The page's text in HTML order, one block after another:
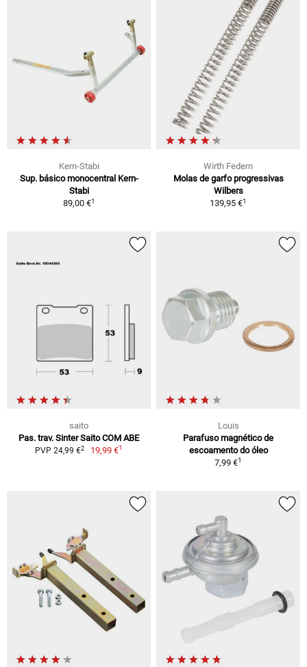
Kern-Stabi
Sup. básico monocentral Kern-
Stabi
89,00 €1
Wirth Federn
Molas de garfo progressivas
Wilbers
139,95 €1
saito
Pas. trav. Sinter Saito COM ABE
PVP 24,99 €2 19,99 €1
Louis
Parafuso magnético de
escoamento do óleo
7,99 €1